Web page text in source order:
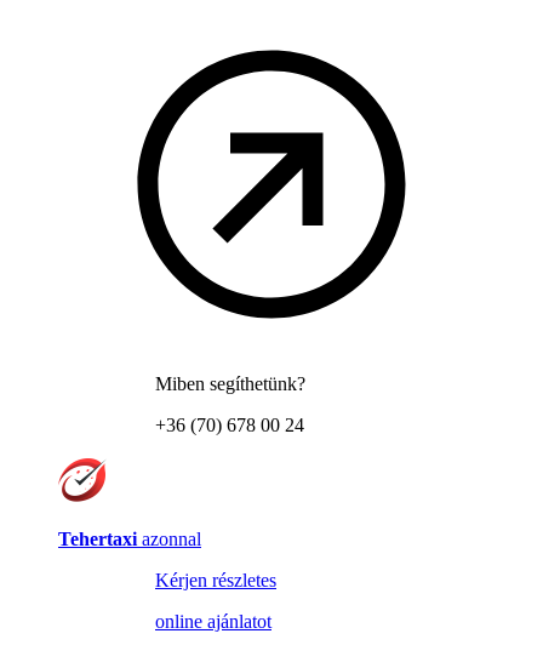
Miben segíthetünk?
+36 (70) 678 00 24
Tehertaxi azonnal
Kérjen részletes
online ajánlatot